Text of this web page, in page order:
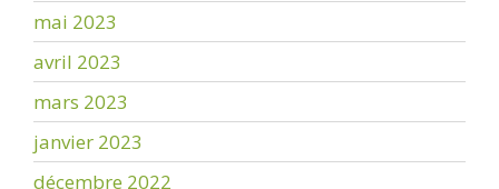
mai 2023
avril 2023
mars 2023
janvier 2023
décembre 2022